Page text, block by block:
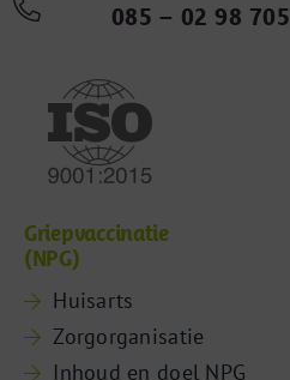
085 – 02 98 705
Griepvaccinatie
(NPG)
Huisarts
Zorgorganisatie
Inhoud en doel NPG